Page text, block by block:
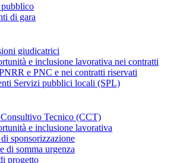
di gara
giudicatrici
e inclusione lavorativa nei contratti
e PNC e nei contratti riservati
Servizi pubblici locali (SPL)
Tecnico (CCT)
e inclusione lavorativa
sponsorizzazione
di somma urgenza
progetto